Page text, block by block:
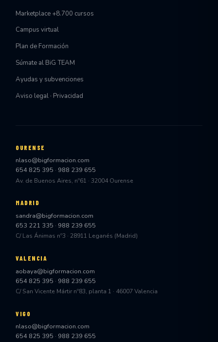
Marketplace +8.700 cursos
Campus virtual
Plan de Formación
Súmate al BiG TEAM
Ayudas y subvenciones
Aviso legal · Privacidad
OURENSE
nlaso@bigformacion.com
654 825 395 · 988 239 655
Av. de Buenos Aires, nº61 · 32004 Ourense
MADRID
sandra@bigformacion.com
653 221 335 · 988 239 655
C/ Las Ánimas nº3 · 28911 Leganés (Madrid)
VALENCIA
aobaya@bigformacion.com
654 825 395 · 988 239 655
C/ San Vicente Mártir nº83, planta 1 · 46007 Valencia
VIGO
nlaso@bigformacion.com
654 825 395 · 988 239 655